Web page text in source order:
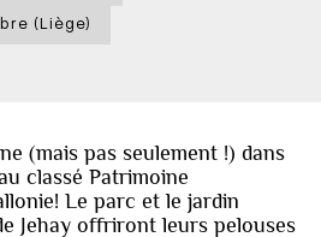
(Liège)
(mais pas seulement !) dans
classé Patrimoine
Le parc et le jardin
Jehay offriront leurs pelouses